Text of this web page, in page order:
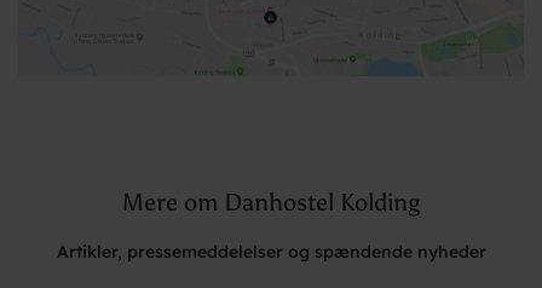
Mere om Danhostel Kolding
Artikler, pressemeddelelser og spændende nyheder